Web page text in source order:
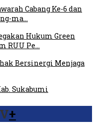
Cabang Ke-6 dan
ma…
Hukum Green
RUU Pe…
Bersinergi Menjaga
+